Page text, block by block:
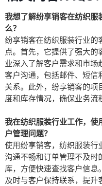
我想了解纷享销客在纺织服
么？
纷享销客在纺织服装行业的
点。首先，它提供了强大
业深入了解客户需求和市场
客户沟通，包括邮件、短信
关系。此外，纷享销客的
度和库存情况，确保业务流
我在纺织服装行业工作，使
户管理问题？
使用纷享销客，纺织服装行
沟通不畅和订单管理不及
库，方便快速查找客户信息
及时与客户保持联系，提升